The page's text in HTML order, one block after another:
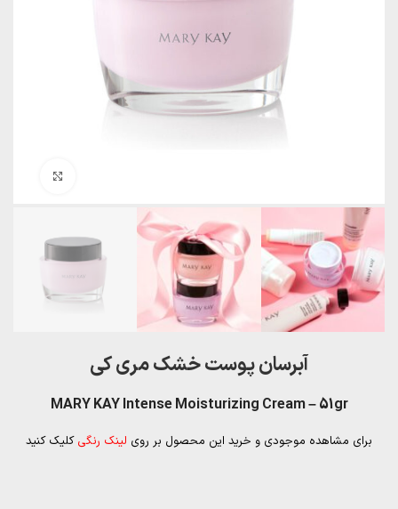
آبرسان پوست خشک مری کی
MARY KAY Intense Moisturizing Cream – 51gr
برای مشاهده موجودی و خرید این محصول بر روی لینک رنگی کلیک کنید